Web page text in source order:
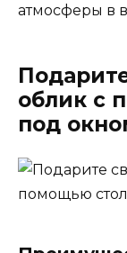
атмосферы в
облик с
под